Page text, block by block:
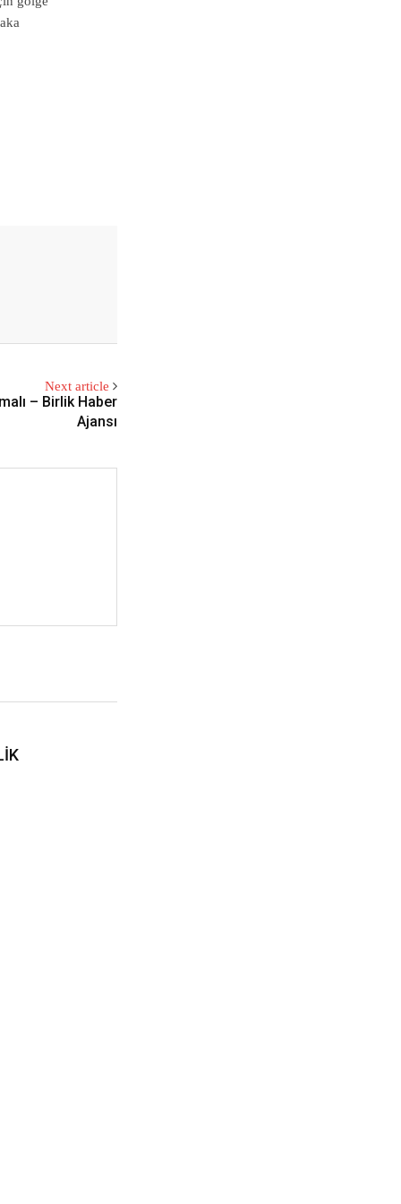
Next article
– Birlik Haber
Ajansı